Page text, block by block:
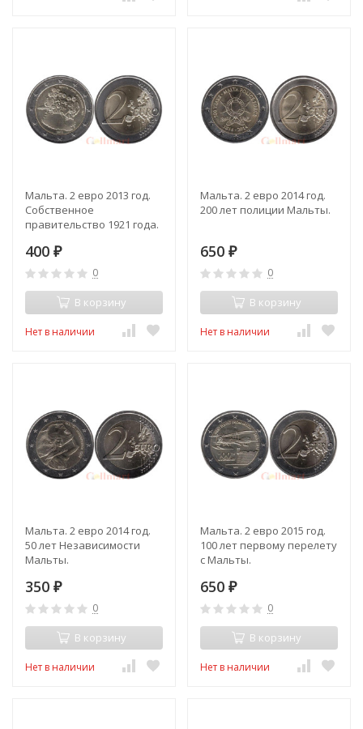
Мальта. 2 евро 2013 год.
Собственное
правительство 1921 года.
400 ₽
0
В корзину
Нет в наличии
Мальта. 2 евро 2014 год.
200 лет полиции Мальты.
650 ₽
0
В корзину
Нет в наличии
Мальта. 2 евро 2014 год.
50 лет Независимости
Мальты.
350 ₽
0
В корзину
Нет в наличии
Мальта. 2 евро 2015 год.
100 лет первому перелету
с Мальты.
650 ₽
0
В корзину
Нет в наличии